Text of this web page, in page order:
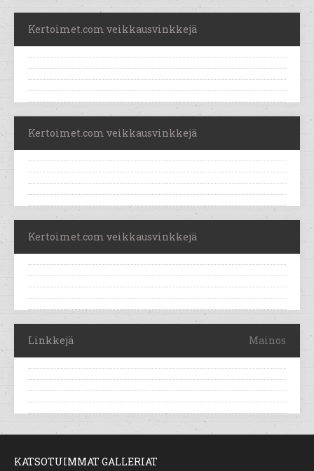
Kertoimet.com veikkausvinkkejä
Kertoimet.com veikkausvinkkejä
Kertoimet.com veikkausvinkkejä
Linkkejä Mainos
KATSOTUIMMAT GALLERIAT